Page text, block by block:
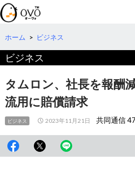
検
索
コ
テ
へ
ホーム > ビジネス
ビジネス
タムロン、社長を報酬
流用に賠償請求
ビジネス 2023年11月21日 共同通信